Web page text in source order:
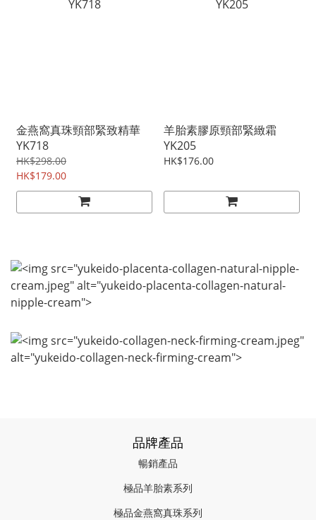
金燕窩真珠頸部緊致精華
YK718
HK$298.00
HK$179.00
羊胎素膠原頸部緊緻霜
YK205
HK$176.00
品牌產品
暢銷產品
極品羊胎素系列
極品金燕窩真珠系列